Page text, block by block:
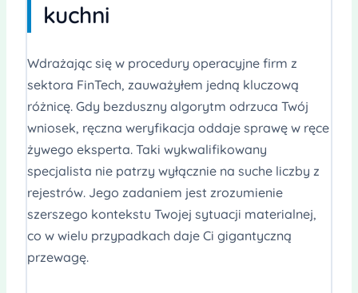
kuchni
Wdrażając się w procedury operacyjne firm z
sektora FinTech, zauważyłem jedną kluczową
różnicę. Gdy bezduszny algorytm odrzuca Twój
wniosek, ręczna weryfikacja oddaje sprawę w ręce
żywego eksperta. Taki wykwalifikowany
specjalista nie patrzy wyłącznie na suche liczby z
rejestrów. Jego zadaniem jest zrozumienie
szerszego kontekstu Twojej sytuacji materialnej,
co w wielu przypadkach daje Ci gigantyczną
przewagę.